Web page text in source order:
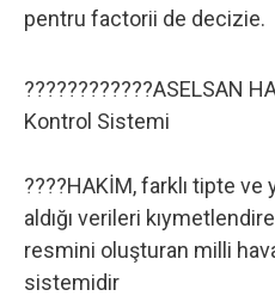
pentru factorii de decizie.
????????????ASELSAN
Kontrol Sistemi
????HAKİM, farklı tipte
aldığı verileri
resmini oluşturan milli
sistemidir